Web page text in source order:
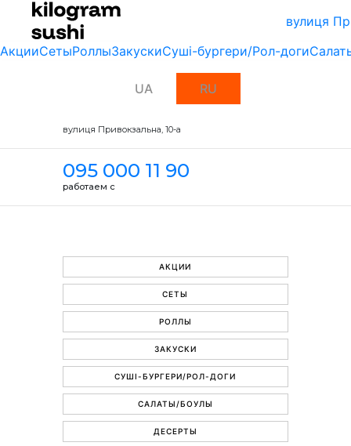
вулиця
АкцииСетыРоллыЗакускиСуші-бургери/Рол-доги
UA RU
вулиця Привокзальна, 10-a
095 000 11 90
работаем с
АКЦИИ
СЕТЫ
РОЛЛЫ
ЗАКУСКИ
СУШІ-БУРГЕРИ/РОЛ-ДОГИ
САЛАТЫ/БОУЛЫ
ДЕСЕРТЫ